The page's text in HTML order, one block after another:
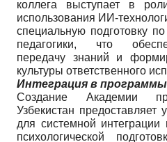
коллега выступает в
использования ИИ-
специальную подготовку
педагогики, что
передачу знаний и
культуры ответственного
Интеграция в
Создание Академии
Узбекистан предоставляет
для системной
психологической